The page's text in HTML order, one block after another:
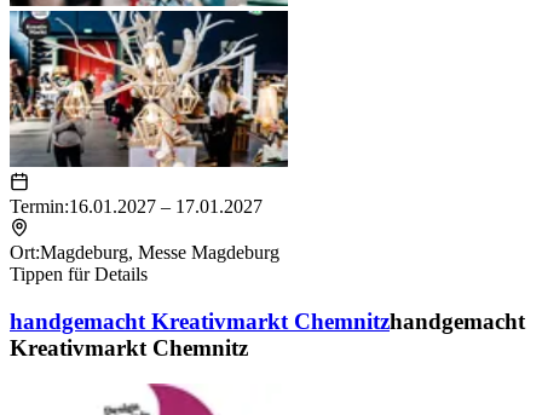
Termin:16.01.2027 – 17.01.2027
Ort:Magdeburg, Messe Magdeburg
Tippen für Details
handgemacht Kreativmarkt Chemnitzhandgemacht
Kreativmarkt Chemnitz